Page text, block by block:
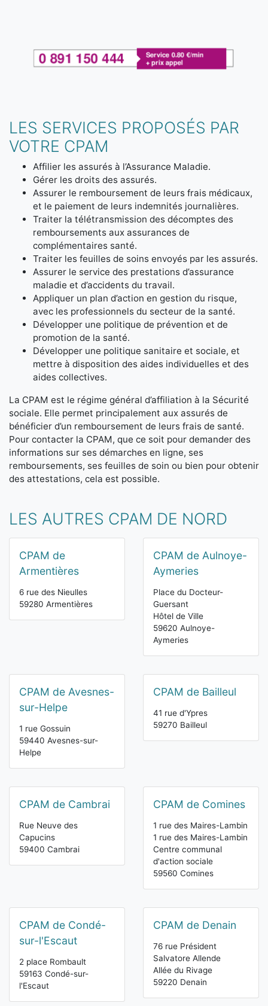
LES SERVICES PROPOSÉS PAR
VOTRE CPAM
Affilier les assurés à l’Assurance Maladie.
Gérer les droits des assurés.
Assurer le remboursement de leurs frais médicaux,
et le paiement de leurs indemnités journalières.
Traiter la télétransmission des décomptes des
remboursements aux assurances de
complémentaires santé.
Traiter les feuilles de soins envoyés par les assurés.
Assurer le service des prestations d’assurance
maladie et d’accidents du travail.
Appliquer un plan d’action en gestion du risque,
avec les professionnels du secteur de la santé.
Développer une politique de prévention et de
promotion de la santé.
Développer une politique sanitaire et sociale, et
mettre à disposition des aides individuelles et des
aides collectives.
La CPAM est le régime général d’affiliation à la Sécurité
sociale. Elle permet principalement aux assurés de
bénéficier d’un remboursement de leurs frais de santé.
Pour contacter la CPAM, que ce soit pour demander des
informations sur ses démarches en ligne, ses
remboursements, ses feuilles de soin ou bien pour obtenir
des attestations, cela est possible.
LES AUTRES CPAM DE NORD
CPAM de
Armentières
6 rue des Nieulles
59280 Armentières
CPAM de Aulnoye-
Aymeries
Place du Docteur-
Guersant
Hôtel de Ville
59620 Aulnoye-
Aymeries
CPAM de Avesnes-
sur-Helpe
1 rue Gossuin
59440 Avesnes-sur-
Helpe
CPAM de Bailleul
41 rue d'Ypres
59270 Bailleul
CPAM de Cambrai
Rue Neuve des
Capucins
59400 Cambrai
CPAM de Comines
1 rue des Maires-Lambin
1 rue des Maires-Lambin
Centre communal
d'action sociale
59560 Comines
CPAM de Condé-
sur-l'Escaut
2 place Rombault
59163 Condé-sur-
l'Escaut
CPAM de Denain
76 rue Président
Salvatore Allende
Allée du Rivage
59220 Denain